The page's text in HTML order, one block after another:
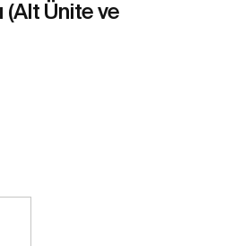
(Alt Ünite ve